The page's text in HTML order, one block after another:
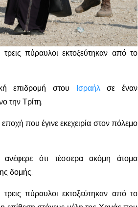
πύραυλοι εκτοξεύτηκαν από το
επιδρομή στου Ισραήλσε έναν
την Τρίτη.
που έγινε εκεχειρία στον πόλεμο
ότι τέσσερα ακόμη άτομα
δομής.
πύραυλοι εκτοξεύτηκαν από το